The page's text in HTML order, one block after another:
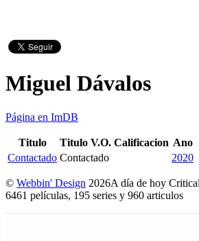
Miguel Dávalos
Página en ImDB
Titulo Titulo V.O. Calificacion Ano
Contactado Contactado 2020
© Webbin' Design 2026A día de hoy
6461 películas, 195 series y 960 articulos